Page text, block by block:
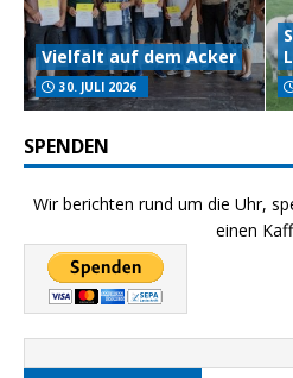
Vielfalt auf dem Acker
30. JULI 2026
SPENDEN
Wir berichten rund um die Uhr,
einen